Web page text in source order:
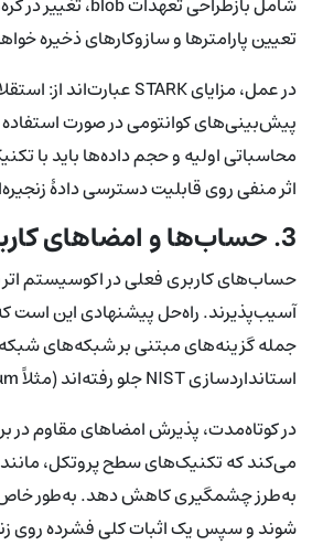
تعیین پارامترها و سازوکارهای ذخیره
پیش‌بینی‌های کوانتومی در صورت
اثر منفی روی قابلیت دسترسی دادهٔ
3. حساب‌ها و امضاهای کاربر: پشتیبانی از طرح‌های مقاوم در برابر کوانتوم
آسیب‌پذیرند. راه‌حل پیشنهادی این است
استانداردسازی NIST جلو رفته‌اند (مثلاً Dilithium برای امضاها و Kyber برای رمزنگاری کلیدی).
در کوتاه‌مدت، پذیرش امضاهای مقاوم در
به‌طرز چشمگیری کاهش دهد. به‌طور خاص،
شوند و سپس یک اثبات کلی فشرده روی